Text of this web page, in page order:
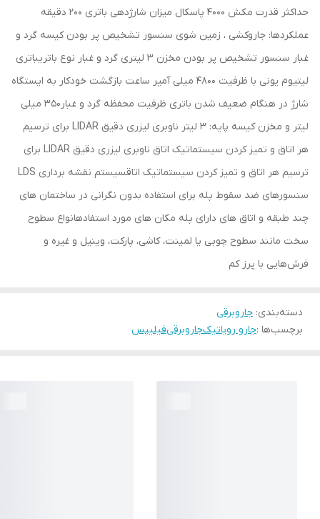
حداکثر قدرت مکش ۴۰۰۰ پاسکال میزان شارژدهی باتری ۲۰۰ دقیقه
عملکردها: جاروکشی ، زمین شوی سنسور تشخیص پر بودن کیسه گرد و
غبار سنسور تشخیص پر بودن مخزن ۳ لیتری گرد و غبار نوع باتریباتری
لیتیوم یونی با ظرفیت ۴۸۰۰ میلی آمپر ساعت بازگشت خودکار به ایستگاه
شارژ در هنگام ضعیف شدن باتری ظرفیت محفظه گرد و غبار۳۵۰ میلی
لیتر و مخزن کیسه پایه: ۳ لیتر ناوبری لیزری دقیق LIDAR برای ترسیم
هر اتاق و تمیز کردن سیستماتیک اتاق ناوبری لیزری دقیق LIDAR برای
ترسیم هر اتاق و تمیز کردن سیستماتیک اتاقسیستم نقشه برداری LDS
سنسورهای ضد سقوط پله برای استفاده بدون نگرانی در ساختمان های
چند طبقه و اتاق های دارای پله مکان های مورد استفادهانواع سطوح
سخت مانند سطوح چوبی یا لمینت، کاشی، پارکت، وینیل و غیره و
فرش‌هایی با پرز کم
دسته‌بندی: جاروبرقی
برچسب‌ها :جارو روباتیکجاروبرقیفیلیپس